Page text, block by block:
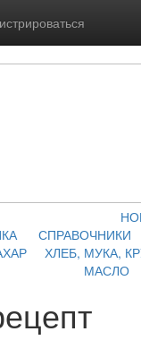
СПРАВОЧНИКИ
ХЛЕБ, МУКА,
МАСЛО